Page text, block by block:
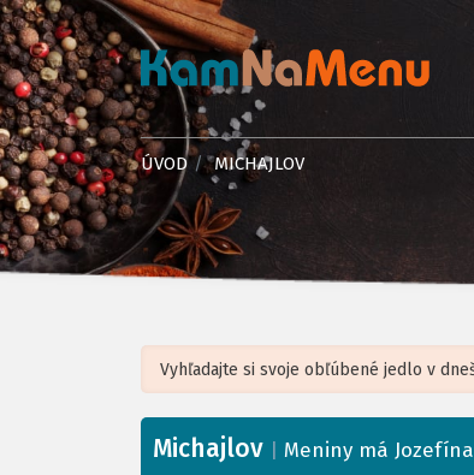
ÚVOD MICHAJLOV
+
Michajlov Meniny má Jozefína